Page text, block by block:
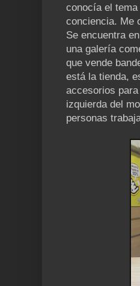
conocía el
conciencia. Me
Se encuentra
una galería
que vende
está la tienda,
accesorios
izquierda del
personas